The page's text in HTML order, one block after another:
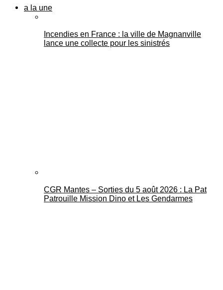
a la une
Incendies en France : la ville de Magnanville
lance une collecte pour les sinistrés
CGR Mantes – Sorties du 5 août 2026 : La Pat
Patrouille Mission Dino et Les Gendarmes